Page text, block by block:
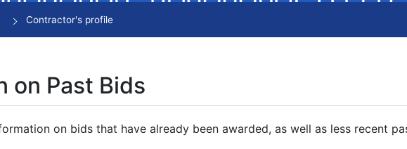
Contractor's profile
on Past Bids
on bids that have already been awarded, as well as less recent